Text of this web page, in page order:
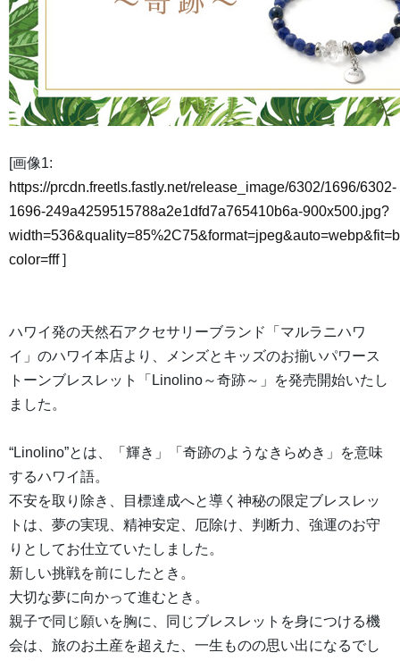
[画像1:
https://prcdn.freetls.fastly.net/release_image/6302/1696/6302-
1696-249a4259515788a2e1dfd7a765410b6a-900x500.jpg?
color=fff]
ハワイ発の天然石アクセサリーブランド「マルラニハワ
イ」のハワイ本店より、メンズとキッズのお揃いパワース
トーンブレスレット「Linolino～奇跡～」を発売開始いたし
ました。
“Linolino”とは、「輝き」「奇跡のようなきらめき」を意味
するハワイ語。
不安を取り除き、目標達成へと導く神秘の限定ブレスレッ
トは、夢の実現、精神安定、厄除け、判断力、強運のお守
りとしてお仕立ていたしました。
新しい挑戦を前にしたとき。
大切な夢に向かって進むとき。
親子で同じ願いを胸に、同じブレスレットを身につける機
会は、旅のお土産を超えた、一生ものの思い出になるでし